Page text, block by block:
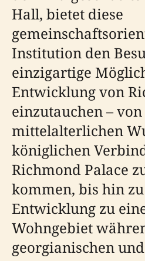
Hall, bietet diese
Institution den
einzigartige
Entwicklung von
einzutauchen –
mittelalterlichen
königlichen
Richmond Palace
kommen, bis hin
Entwicklung zu
Wohngebiet
georgianischen und